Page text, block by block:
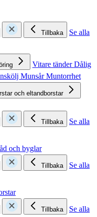
Tillbaka
Se alla
Vitare tänderDålig
MunsårMuntorrhet
och eltandborstar
Tillbaka
Se alla
och byglar
Tillbaka
Se alla
Tillbaka
Se alla